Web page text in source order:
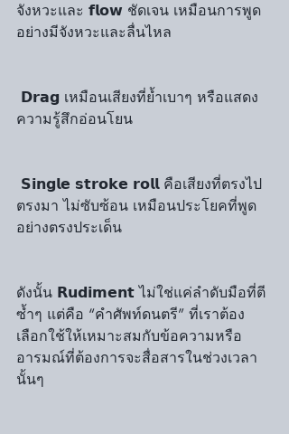
จังหวะและ 𝗳𝗹𝗼𝘄 ชัดเจน เหมือนการพูด
อย่างมีจังหวะและลื่นไหล
𝗗𝗿𝗮𝗴 เหมือนเสียงที่ย้ำเบาๆ หรือแสดง
ความรู้สึกอ่อนโยน
𝗦𝗶𝗻𝗴𝗹𝗲 𝘀𝘁𝗿𝗼𝗸𝗲 𝗿𝗼𝗹𝗹 คือเสียงที่ตรงไป
ตรงมา ไม่ซับซ้อน เหมือนประโยคที่พูด
อย่างตรงประเด็น
ดังนั้น 𝗥𝘂𝗱𝗶𝗺𝗲𝗻𝘁 ไม่ใช่แค่ลำดับมือที่ตี
ซ้ำๆ แต่คือ “คำศัพท์ดนตรี” ที่เราต้อง
เลือกใช้ให้เหมาะสมกับข้อความหรือ
อารมณ์ที่ต้องการจะสื่อสารในช่วงเวลา
นั้นๆ